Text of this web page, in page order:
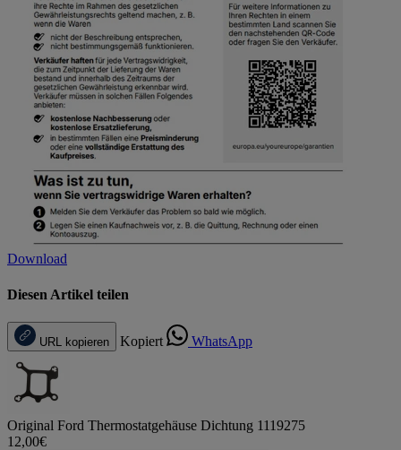
Download
Diesen Artikel teilen
URL kopieren Kopiert WhatsApp
Original Ford Thermostatgehäuse Dichtung 1119275
12,00€